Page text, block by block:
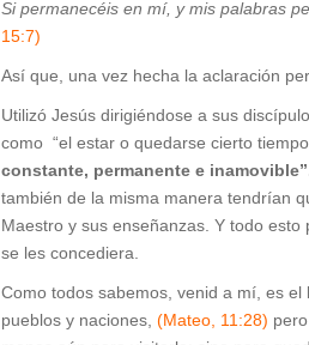
Si permanecéis en mí, y mis palabras
15:7)
Así que, una vez hecha la aclaración
Utilizó Jesús dirigiéndose a sus
como “el estar o quedarse cierto
constante, permanente e
también de la misma manera tendrían
Maestro y sus enseñanzas. Y todo
se les concediera.
Como todos sabemos, venid a mí, es
pueblos y naciones, (Mateo, 11:28)